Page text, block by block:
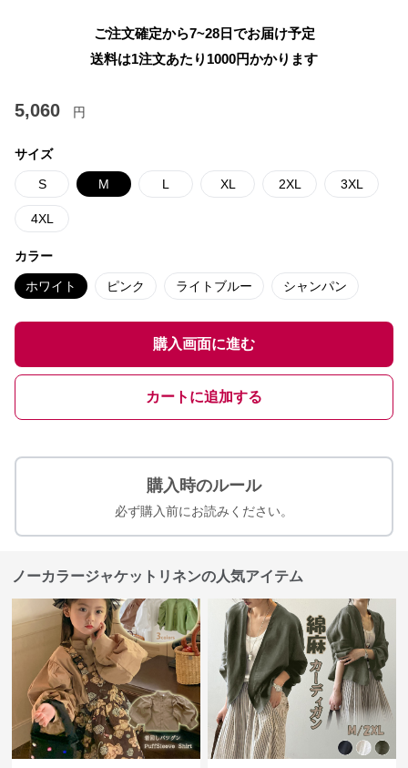
ご注文確定から7~28日でお届け予定
送料は1注文あたり 1000円かかります
5,060 円
サイズ
S M L XL 2XL 3XL
4XL
カラー
ホワイト ピンク ライトブルー シャンパン
購入画面に進む
カートに追加する
購入時のルール
必ず購入前にお読みください。
ノーカラージャケットリネンの人気アイテム